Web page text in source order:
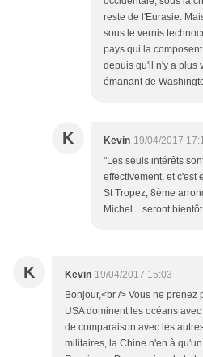
reste de l'Eurasie.
sous le vernis
pays qui la
depuis qu'il n'y a plus
émanant de
K Kevin 19/04/2017
"Les seuls intérêts
effectivement, et c'est
St Tropez, 8ème
Michel... seront
K Kevin 19/04/2017 15:03
Bonjour,<br /> Vous ne
USA dominent les océans
de comparaison avec les
militaires, la Chine n'en à